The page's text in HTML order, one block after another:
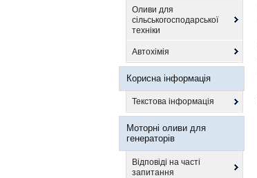
Оливи для
сільськогосподарської
техніки
Автохімія
Корисна інформація
Текстова інформація
Моторні оливи для
генераторів
Відповіді на часті
запитання